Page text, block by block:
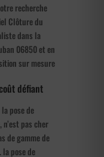
recherche
Clôture du
dans la
06850 et en
sur mesure
défiant
pose de
pas cher
de gamme de
pose de